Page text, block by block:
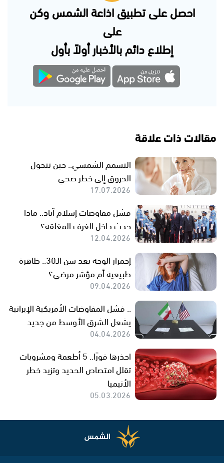
احصل على تطبيق اذاعة الشمس وكن
على
إطلاع دائم بالأخبار أولاً بأول
مقالات ذات علاقة
التسمم الشمسي.. حين تتحول
الحروق إلى خطر صحي
17.07.2026
فشل مفاوضات إسلام آباد.. ماذا
حدث داخل الغرف المغلقة؟
12.04.2026
إحمرار الوجه بعد سن الـ30.. ظاهرة
طبيعية أم مؤشر مرضي؟
09.04.2026
.. فشل المفاوضات الأمريكية الإيرانية
يشعل الشرق الأوسط من جديد
04.04.2026
احذرها فورًا.. 5 أطعمة ومشروبات
تقلل امتصاص الحديد وتزيد خطر
الأنيميا
05.03.2026